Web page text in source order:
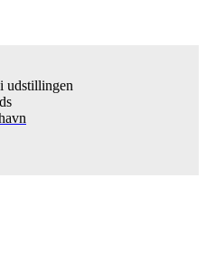
udstillingen